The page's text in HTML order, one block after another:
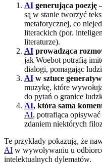
AI generująca poezję
są w stanie tworzyć
metaforycznej, co
literackich (por.
literaturze).
AI prowadząca
jak Woebot potrafią
dialogi, pomagając
AI w sztuce
muzykę, które
do pytań o granice
AI, która sama
AI, potrafiąca
zdaniem niektórych
Te przykłady pokazują, że
AI w wywoływaniu u
intelektualnych dylematów.